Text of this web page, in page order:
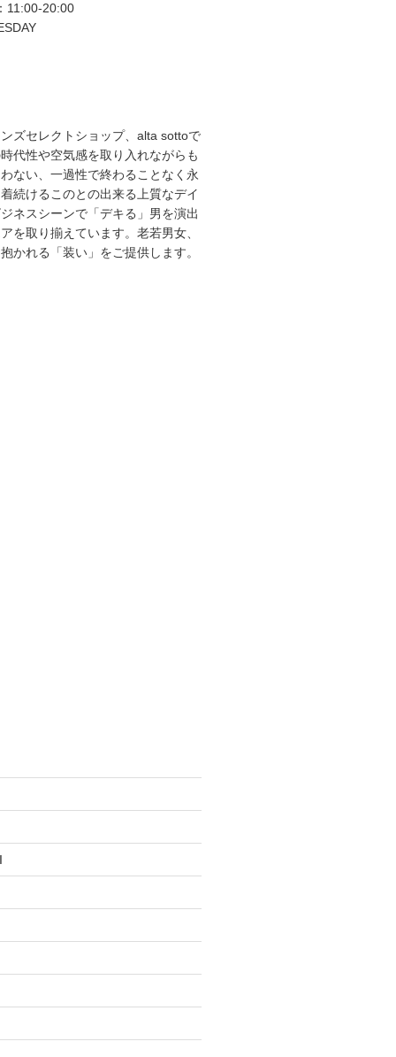
11:00-20:00
ズセレクトショップ、alta sottoで
代性や空気感を取り入れながらも
ない、一過性で終わることなく永
続けるこのとの出来る上質なデイ
ネスシーンで「デキる」男を演出
を取り揃えています。老若男女、
かれる「装い」をご提供します。